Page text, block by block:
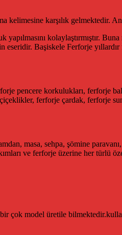
kelimesine karşılık gelmektedir.
kolaylaştırmıştır.
Başiskele Ferforje
pencere korkulukları, ferforje
ferforje çardak, ferforje
masa, sehpa, şömine
ve ferforje üzerine her türlü
model üretile